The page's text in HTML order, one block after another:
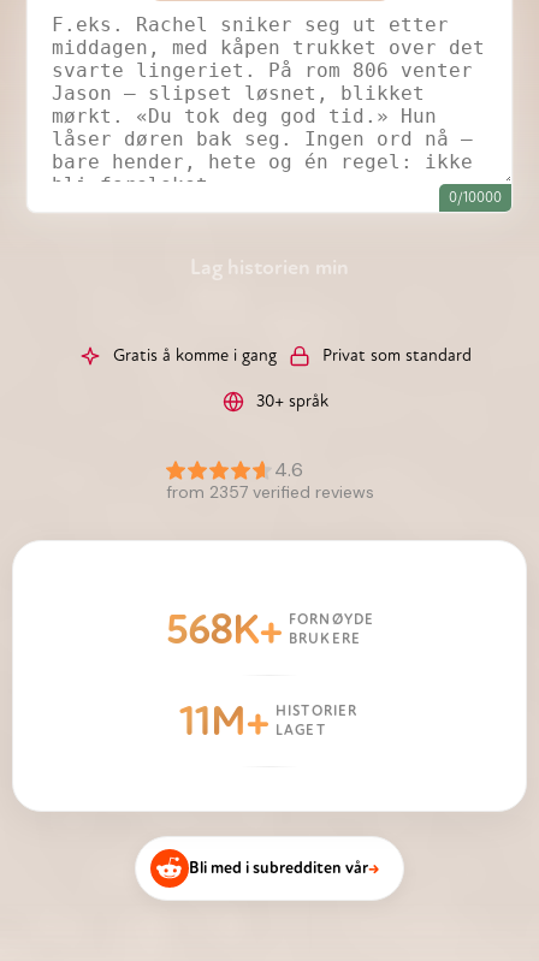
0/10000
Lag historien min
Gratis å komme i gang Privat som standard
30+ språk
568K+ FORNØYDE
BRUKERE
11M+ HISTORIER
LAGET
Bli med i subredditen vår→